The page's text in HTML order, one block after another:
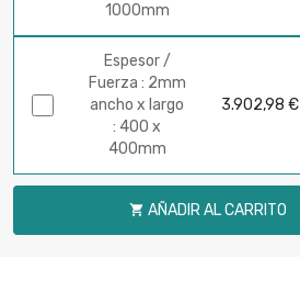
1000mm
Espesor /
Fuerza : 2mm
ancho x largo
: 400 x
400mm
3.902,98 €
 AÑADIR AL CARRITO